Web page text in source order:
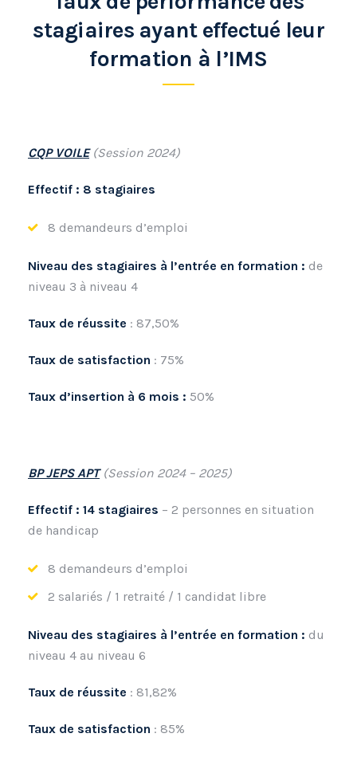
stagiaires ayant effectué leur
formation à l’IMS
CQP VOILE(Session 2024)
Effectif : 8 stagiaires
8 demandeurs d’emploi
Niveau des stagiaires à l’entrée en formation : de
niveau 3 à niveau 4
Taux de réussite : 87,50%
Taux de satisfaction : 75%
Taux d’insertion à 6 mois : 50%
BP JEPS APT(Session 2024 – 2025)
Effectif : 14 stagiaires – 2 personnes en situation
de handicap
8 demandeurs d’emploi
2 salariés / 1 retraité / 1 candidat libre
Niveau des stagiaires à l’entrée en formation : du
niveau 4 au niveau 6
Taux de réussite : 81,82%
Taux de satisfaction : 85%